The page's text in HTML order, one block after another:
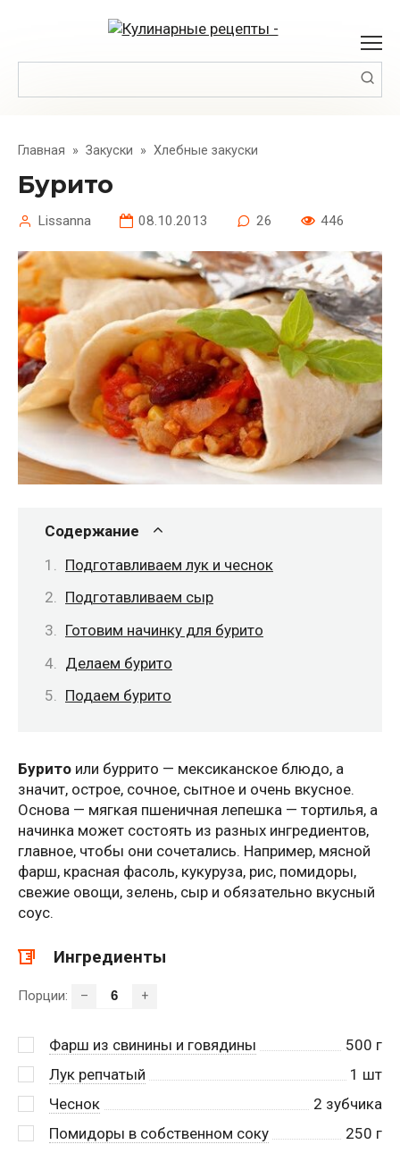
Главная » Закуски » Хлебные закуски
Бурито
Lissanna 08.10.2013 26 446
Содержание
Подготавливаем лук и чеснок
Подготавливаем сыр
Готовим начинку для бурито
Делаем бурито
Подаем бурито
Бурито или буррито — мексиканское блюдо, а
значит, острое, сочное, сытное и очень вкусное.
Основа — мягкая пшеничная лепешка — тортилья, а
начинка может состоять из разных ингредиентов,
главное, чтобы они сочетались. Например, мясной
фарш, красная фасоль, кукуруза, рис, помидоры,
свежие овощи, зелень, сыр и обязательно вкусный
соус.
Ингредиенты
Порции: – +
Фарш из свинины и говядины 500 г
Лук репчатый
1 шт
Чеснок
2 зубчика
Помидоры в собственном соку
250 г